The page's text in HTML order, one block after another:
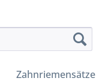
Zahnriemensätze